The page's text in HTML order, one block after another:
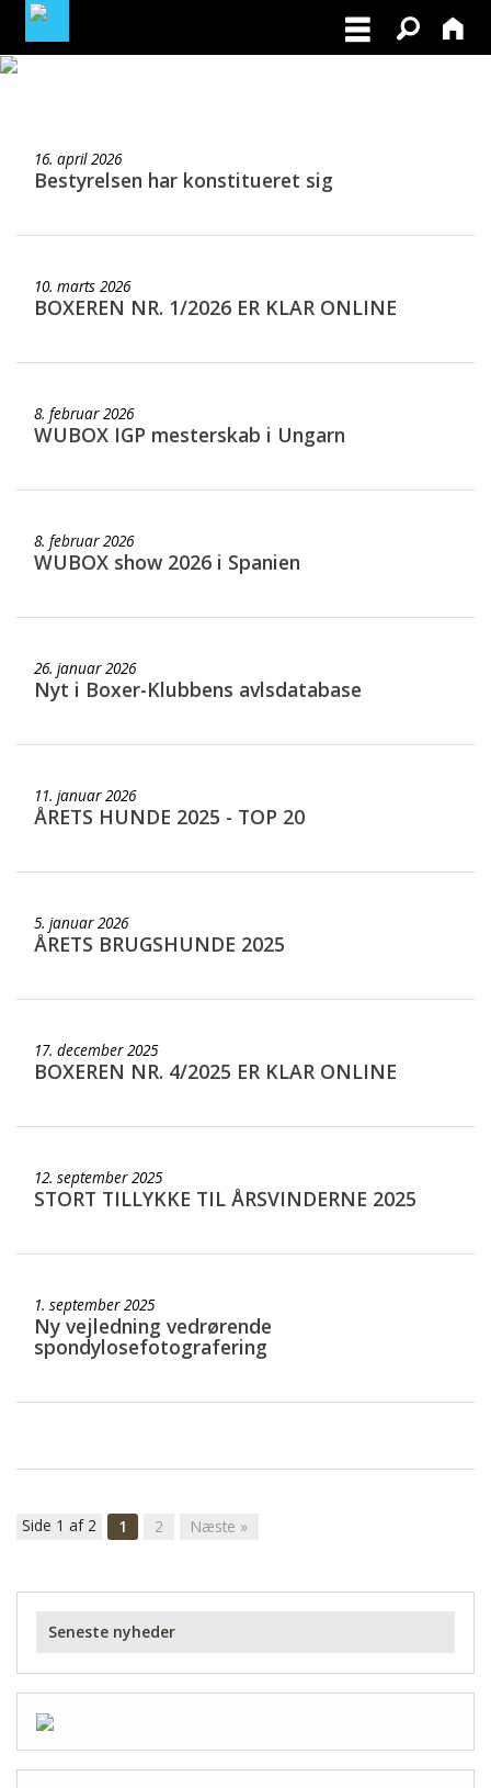
BLIV MEDLEM
16. april 2026
Bestyrelsen har konstitueret sig
10. marts 2026
BOXEREN NR. 1/2026 ER KLAR ONLINE
8. februar 2026
WUBOX IGP mesterskab i Ungarn
8. februar 2026
WUBOX show 2026 i Spanien
26. januar 2026
Nyt i Boxer-Klubbens avlsdatabase
11. januar 2026
ÅRETS HUNDE 2025 - TOP 20
5. januar 2026
ÅRETS BRUGSHUNDE 2025
17. december 2025
BOXEREN NR. 4/2025 ER KLAR ONLINE
12. september 2025
STORT TILLYKKE TIL ÅRSVINDERNE 2025
1. september 2025
Ny vejledning vedrørende
spondylosefotografering
Side 1 af 2 1 2 Næste »
Seneste nyheder